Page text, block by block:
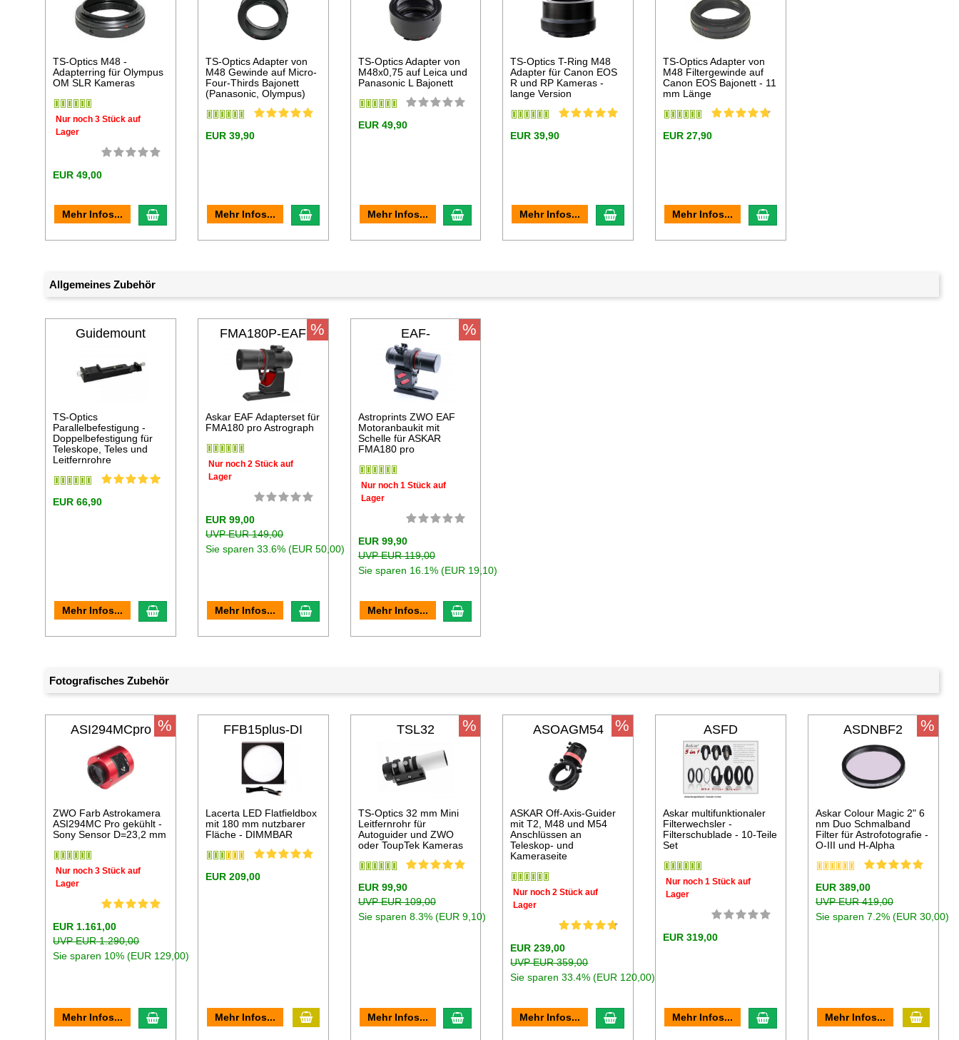
TS-Optics M48 -
Adapterring für Olympus
OM SLR Kameras
Nur noch 3 Stück auf
Lager
EUR 49,00
Mehr Infos... In den Warenkorb
TS-Optics Adapter von
M48 Gewinde auf Micro-
Four-Thirds Bajonett
(Panasonic, Olympus)
EUR 39,90
Mehr Infos... In den Warenkorb
TS-Optics Adapter von
M48x0,75 auf Leica und
Panasonic L Bajonett
EUR 49,90
Mehr Infos... In den Warenkorb
TS-Optics T-Ring M48
Adapter für Canon EOS
R und RP Kameras -
lange Version
EUR 39,90
Mehr Infos... In den Warenkorb
TS-Optics Adapter von
M48 Filtergewinde auf
Canon EOS Bajonett - 11
mm Länge
EUR 27,90
Mehr Infos... In den Warenkorb
Allgemeines Zubehör
Guidemount
TS-Optics
Parallelbefestigung -
Doppelbefestigung für
Teleskope, Teles und
Leitfernrohre
EUR 66,90
Mehr Infos... In den Warenkorb
FMA180P-EAF
Askar EAF Adapterset für
FMA180 pro Astrograph
Nur noch 2 Stück auf
Lager
EUR 99,00
UVP EUR 149,00
Sie sparen 33.6% (EUR 50,00)
Mehr Infos... In den Warenkorb
%
EAF-
FMA180PRO
Astroprints ZWO EAF
Motoranbaukit mit
Schelle für ASKAR
FMA180 pro
Nur noch 1 Stück auf
Lager
EUR 99,90
UVP EUR 119,00
Sie sparen 16.1% (EUR 19,10)
Mehr Infos... In den Warenkorb
%
Fotografisches Zubehör
ASI294MCpro
ZWO Farb Astrokamera
ASI294MC Pro gekühlt -
Sony Sensor D=23,2 mm
Nur noch 3 Stück auf
Lager
EUR 1.161,00
UVP EUR 1.290,00
Sie sparen 10% (EUR 129,00)
Mehr Infos... In den Warenkorb
% FFB15plus-DI
Lacerta LED Flatfieldbox
mit 180 mm nutzbarer
Fläche - DIMMBAR
EUR 209,00
Mehr Infos... In den Warenkorb
TSL32
TS-Optics 32 mm Mini
Leitfernrohr für
Autoguider und ZWO
oder ToupTek Kameras
EUR 99,90
UVP EUR 109,00
Sie sparen 8.3% (EUR 9,10)
Mehr Infos... In den Warenkorb
% ASOAGM54
ASKAR Off-Axis-Guider
mit T2, M48 und M54
Anschlüssen an
Teleskop- und
Kameraseite
Nur noch 2 Stück auf
Lager
EUR 239,00
UVP EUR 359,00
Sie sparen 33.4% (EUR 120,00)
Mehr Infos... In den Warenkorb
% ASFD
Askar multifunktionaler
Filterwechsler -
Filterschublade - 10-Teile
Set
Nur noch 1 Stück auf
Lager
EUR 319,00
Mehr Infos... In den Warenkorb
ASDNBF2
Askar Colour Magic 2" 6
nm Duo Schmalband
Filter für Astrofotografie -
O-III und H-Alpha
EUR 389,00
UVP EUR 419,00
Sie sparen 7.2% (EUR 30,00)
Mehr Infos... In den
%